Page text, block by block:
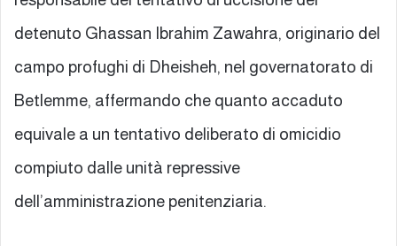
detenuto Ghassan Ibrahim Zawahra, originario del
campo profughi di Dheisheh, nel governatorato di
Betlemme, affermando che quanto accaduto
equivale a un tentativo deliberato di omicidio
compiuto dalle unità repressive
dell’amministrazione penitenziaria.